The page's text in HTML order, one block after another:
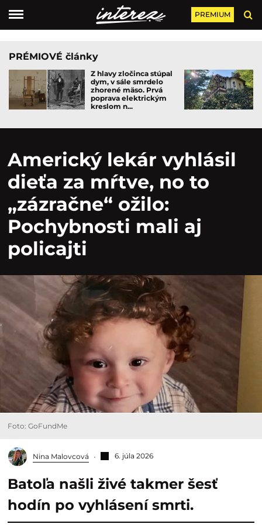
PREMIUM
PRÉMIOVÉ články
Z hlavy zločinca stúpal
dym, v sále smrdelo
zhorené mäso. Prvá
poprava elektrickým
kreslom n...
Americký lekár vyhlásil
dieťa za mŕtve, no to
„zázračne“ ožilo:
Pochybnosti mali aj
policajti
Foto: GoFundMe
Nina Malovcová 6. júla 2026
Batoľa našli živé takmer šesť
hodín po vyhlásení smrti.